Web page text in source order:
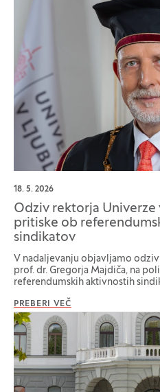
18. 5. 2026
Odziv rektorja
pritiske ob
sindikatov
V nadaljevanju objavljamo
prof. dr. Gregorja Majdiča, na
referendumskih aktivnostih
PREBERI VEČ